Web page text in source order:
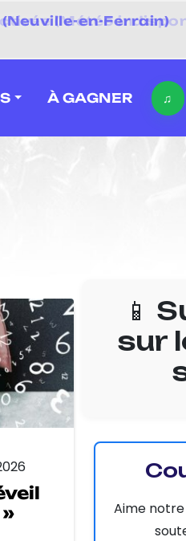
en-Ferrain)
À GAGNER ♫
📱
sur
Aime